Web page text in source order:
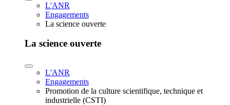
L'ANR
Engagements
La science ouverte
La science ouverte
L'ANR
Engagements
Promotion de la culture scientifique, technique et
industrielle (CSTI)